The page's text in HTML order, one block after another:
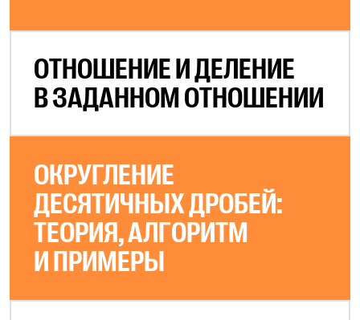
ОТНОШЕНИЕ И ДЕЛЕНИЕ
В ЗАДАННОМ ОТНОШЕНИИ
ОКРУГЛЕНИЕ
ДЕСЯТИЧНЫХ ДРОБЕЙ:
ТЕОРИЯ, АЛГОРИТМ
И ПРИМЕРЫ